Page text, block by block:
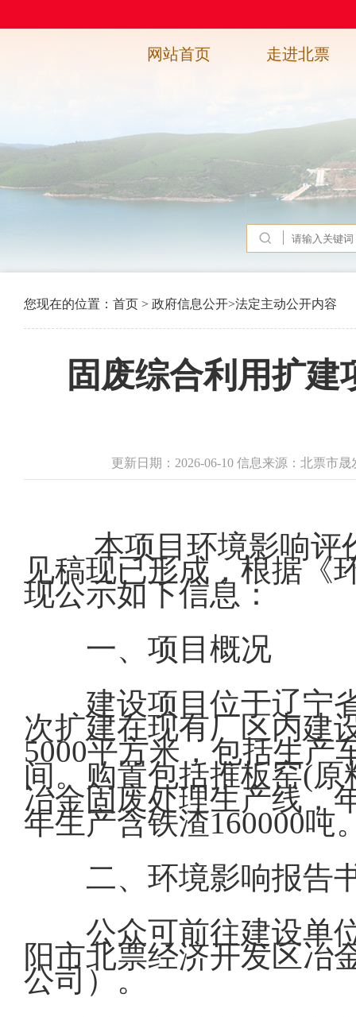
网站首页 走进北票
您现在的位置： 首页 > 政府信息公开>法定主动公开内容
固废综合利用扩
更新日期：2026-06-10 信息来源：北票市
本项目环境影响评
见稿现已形成，根据《
现公示如下信息：
一、项目概况
建设项目位于辽宁
次扩建在现有厂区内建
5000平方米，包括生产
间。购置包括推板窑(
冶金固废处理生产线，
年生产含铁渣160000吨
二、环境影响报告
公众可前往建设单
阳市北票经济开发区冶
公司）。